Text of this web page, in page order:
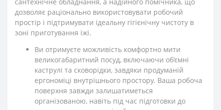
дозволяє раціонально використовувати робочий
простір і підтримувати ідеальну гігієнічну чистоту в
зоні приготування їжі.
Ви отримуєте можливість комфортно мити
великогабаритний посуд, включаючи об’ємні
каструлі та сковорідки, завдяки продуманій
ергономіці внутрішнього простору. Ваша робоча
поверхня завжди залишатиметься
організованою, навіть під час підготовки до